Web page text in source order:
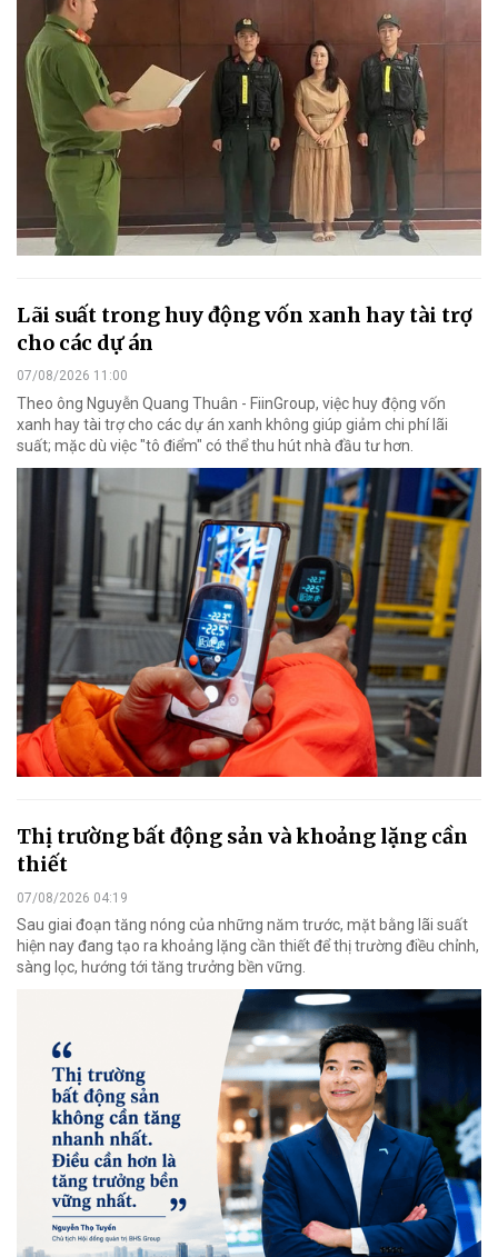
Lãi suất trong huy động vốn xanh hay tài trợ
cho các dự án
07/08/2026 11:00
Theo ông Nguyễn Quang Thuân - FiinGroup, việc huy động vốn
xanh hay tài trợ cho các dự án xanh không giúp giảm chi phí lãi
suất; mặc dù việc "tô điểm" có thể thu hút nhà đầu tư hơn.
Thị trường bất động sản và khoảng lặng cần
thiết
07/08/2026 04:19
Sau giai đoạn tăng nóng của những năm trước, mặt bằng lãi suất
hiện nay đang tạo ra khoảng lặng cần thiết để thị trường điều chỉnh,
sàng lọc, hướng tới tăng trưởng bền vững.